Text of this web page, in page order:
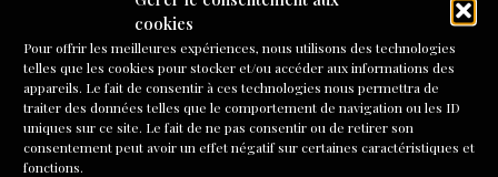
cookies
Pour offrir les meilleures expériences, nous utilisons des technologies
telles que les cookies pour stocker et/ou accéder aux informations des
appareils. Le fait de consentir à ces technologies nous permettra de
traiter des données telles que le comportement de navigation ou les ID
uniques sur ce site. Le fait de ne pas consentir ou de retirer son
consentement peut avoir un effet négatif sur certaines caractéristiques et
fonctions.
mars 2026)